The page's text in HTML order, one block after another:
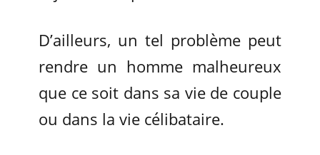
D’ailleurs, un tel problème peut
rendre un homme malheureux
que ce soit dans sa vie de couple
ou dans la vie célibataire.